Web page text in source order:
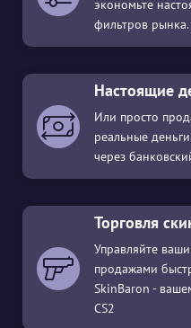
экономьте
фильтров рынка.
Настоящие
Или просто
реальные
через
Торговля
Управляйте
продажами
SkinBaron -
CS2